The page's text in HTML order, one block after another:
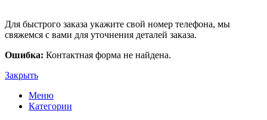
Для быстрого заказа укажите свой номер телефона, мы
свяжемся с вами для уточнения деталей заказа.
Ошибка: Контактная форма не найдена.
Закрыть
Меню
Категории